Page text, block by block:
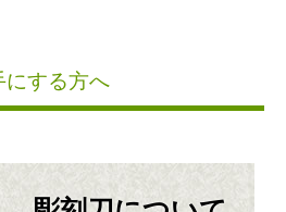
にする方へ